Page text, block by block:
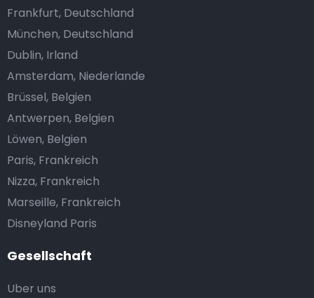
Gesellschaft
Uber uns
Frankfurt, Deutschland
München, Deutschland
Dublin, Irland
Amsterdam, Niederlande
Brüssel, Belgien
Antwerpen, Belgien
Löwen, Belgien
Paris, Frankreich
Nizza, Frankreich
Marseille, Frankreich
Disneyland Paris